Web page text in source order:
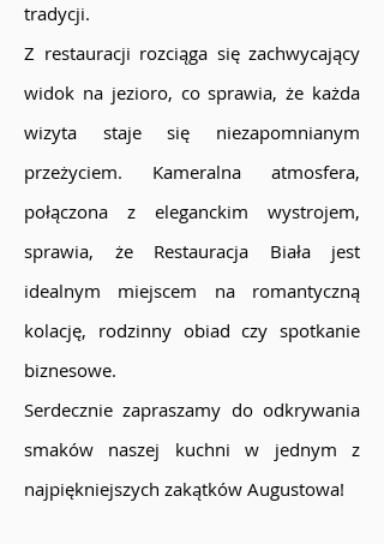
tradycji.
Z restauracji rozciąga się zachwycający
widok na jezioro, co sprawia, że każda
wizyta staje się niezapomnianym
przeżyciem. Kameralna atmosfera,
połączona z eleganckim wystrojem,
sprawia, że Restauracja Biała jest
idealnym miejscem na romantyczną
kolację, rodzinny obiad czy spotkanie
biznesowe.
Serdecznie zapraszamy do odkrywania
smaków naszej kuchni w jednym z
najpiękniejszych zakątków Augustowa!